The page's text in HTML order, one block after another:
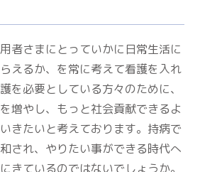
者さまにとっていかに日常生活に
えるか、を常に考えて看護を入れ
を必要としている方々のために、
増やし、もっと社会貢献できるよ
きたいと考えております。持病で
され、やりたい事ができる時代へ
きているのではないでしょうか。